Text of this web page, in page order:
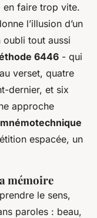
en faire trop vite.
l’illusion d’un
oubli tout aussi
6446 - qui
verset, quatre
dernier, et six
approche
espacée, un
mémoire
le sens,
paroles : beau,